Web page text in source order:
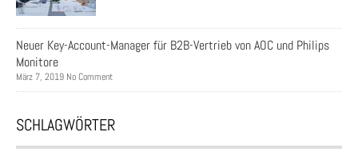
Neuer Key-Account-Manager für B2B-Vertrieb von AOC und Philips
Monitore
März 7, 2019 No Comment
SCHLAGWÖRTER